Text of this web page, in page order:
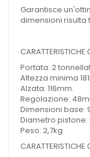
Garantisce
dimensioni risulta
Portata: 2
Altezza minima
Alzata: 116mm.
Regolazione:
Dimensioni base:
Diametro pistone:
Peso: 2,7kg